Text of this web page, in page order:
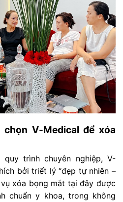
V-Medical để xóa
trình chuyên nghiệp, V-
bởi triết lý “đẹp tự nhiên –
xóa bọng mắt tại đây được
chuẩn y khoa, trong không